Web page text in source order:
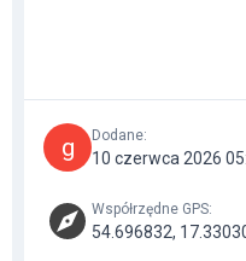
g Dodane:
10 czerwca 2026
Współrzędne GPS:
54.696832,